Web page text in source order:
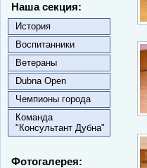
Наша секция:
История
Воспитанники
Ветераны
Dubna Open
Чемпионы города
Команда
"Консультант Дубна"
Фотогалерея: